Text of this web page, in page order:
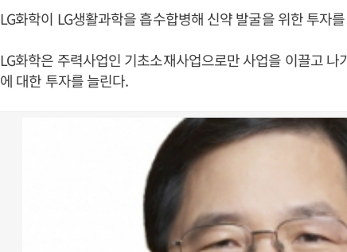
LG화학이 LG생활과학을 흡수합병해 신약 발굴을 위한 투자
LG화학은 주력사업인 기초소재사업으로만 사업을 이끌고
에 대한 투자를 늘린다.